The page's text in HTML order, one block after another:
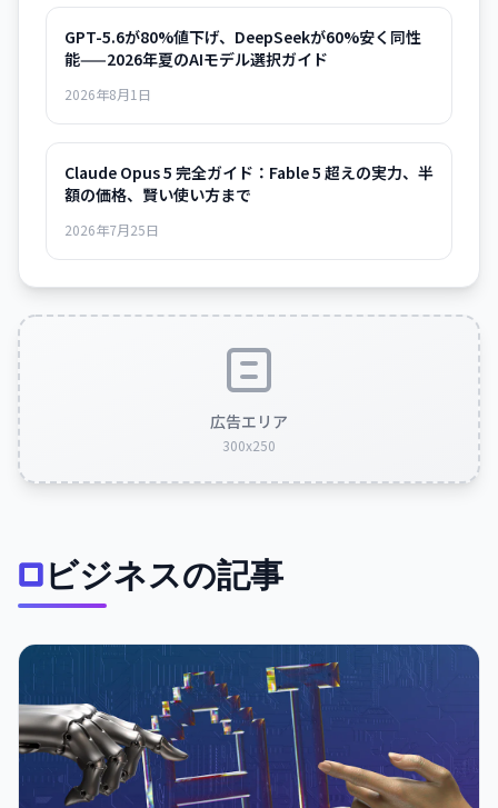
GPT-5.6が80%値下げ、DeepSeekが60%安く同性
能——2026年夏のAIモデル選択ガイド
2026年8月1日
Claude Opus 5 完全ガイド：Fable 5 超えの実力、半
額の価格、賢い使い方まで
2026年7月25日
広告エリア
300x250
ビジネスの記事